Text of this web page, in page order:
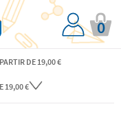
0
DE 19,00 €
19,00 €